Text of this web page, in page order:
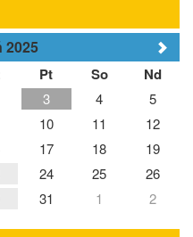
2025
Pt So Nd
3 4
5
10 11
12
17 18
19
24 25
26
31 1 2